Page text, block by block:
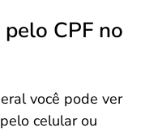
CPF no
você pode ver
celular ou